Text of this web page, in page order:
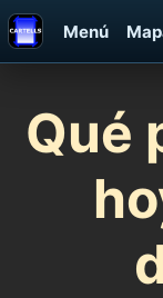
Menú
Qué